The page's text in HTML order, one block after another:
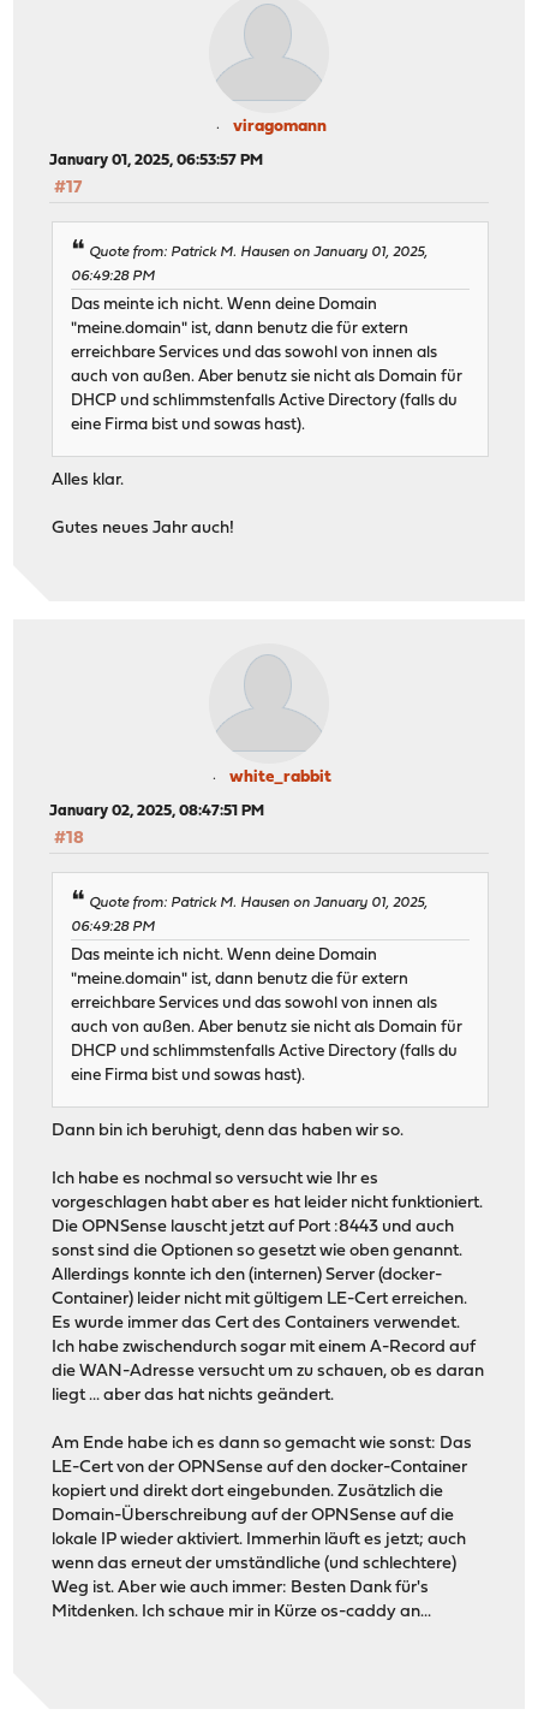
viragomann
January 01, 2025, 06:53:57 PM
#17
Quote from: Patrick M. Hausen on January 01, 2025,
06:49:28 PM
Das meinte ich nicht. Wenn deine Domain
"meine.domain" ist, dann benutz die für extern
erreichbare Services und das sowohl von innen als
auch von außen. Aber benutz sie nicht als Domain für
DHCP und schlimmstenfalls Active Directory (falls du
eine Firma bist und sowas hast).
Alles klar.
Gutes neues Jahr auch!
white_rabbit
January 02, 2025, 08:47:51 PM
#18
Quote from: Patrick M. Hausen on January 01, 2025,
06:49:28 PM
Das meinte ich nicht. Wenn deine Domain
"meine.domain" ist, dann benutz die für extern
erreichbare Services und das sowohl von innen als
auch von außen. Aber benutz sie nicht als Domain für
DHCP und schlimmstenfalls Active Directory (falls du
eine Firma bist und sowas hast).
Dann bin ich beruhigt, denn das haben wir so.
Ich habe es nochmal so versucht wie Ihr es
vorgeschlagen habt aber es hat leider nicht funktioniert.
Die OPNSense lauscht jetzt auf Port :8443 und auch
sonst sind die Optionen so gesetzt wie oben genannt.
Allerdings konnte ich den (internen) Server (docker-
Container) leider nicht mit gültigem LE-Cert erreichen.
Es wurde immer das Cert des Containers verwendet.
Ich habe zwischendurch sogar mit einem A-Record auf
die WAN-Adresse versucht um zu schauen, ob es daran
liegt ... aber das hat nichts geändert.
Am Ende habe ich es dann so gemacht wie sonst: Das
LE-Cert von der OPNSense auf den docker-Container
kopiert und direkt dort eingebunden. Zusätzlich die
Domain-Überschreibung auf der OPNSense auf die
lokale IP wieder aktiviert. Immerhin läuft es jetzt; auch
wenn das erneut der umständliche (und schlechtere)
Weg ist. Aber wie auch immer: Besten Dank für's
Mitdenken. Ich schaue mir in Kürze os-caddy an...